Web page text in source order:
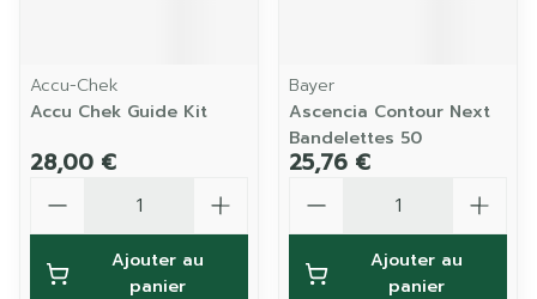
Accu-Chek
Accu Chek Guide Kit
28,00 €
Ajouter au
panier
Bayer
Ascencia Contour Next
Bandelettes 50
25,76 €
Ajouter au
panier